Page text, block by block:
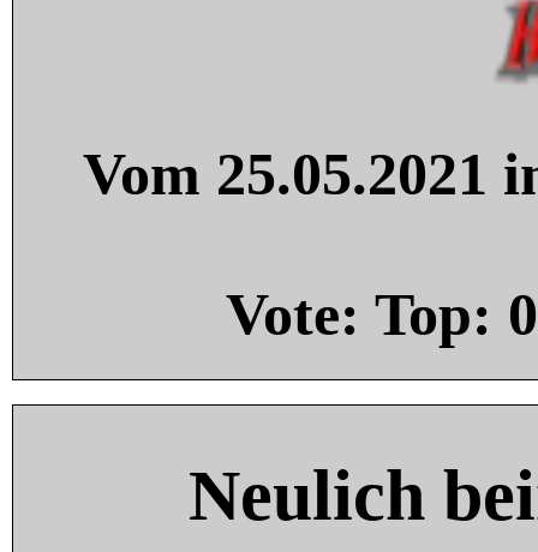
Vom 25.05.2021
Vote: Top: 0
Neulich